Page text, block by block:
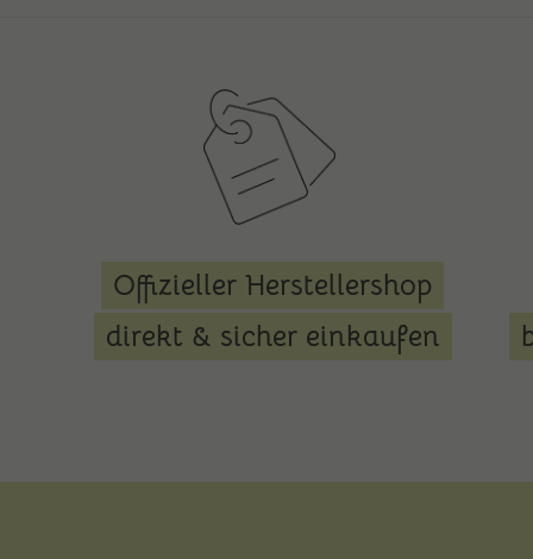
Offizieller Herstellershop
direkt & sicher einkaufen